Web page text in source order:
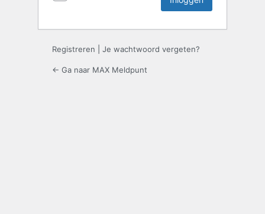
Registreren Je wachtwoord vergeten?
← Ga naar MAX Meldpunt